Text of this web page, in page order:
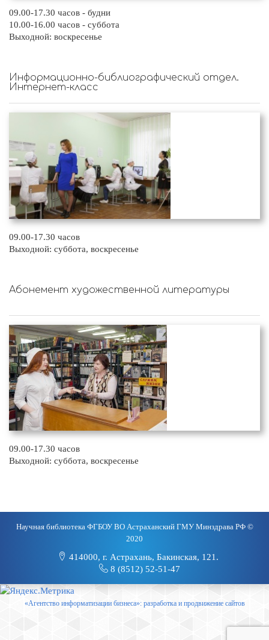
09.00-17.30 часов - будни
10.00-16.00 часов - суббота
Выходной: воскресенье
Информационно-библиографический отдел.
Интернет-класс
09.00-17.30 часов
Выходной: суббота, воскресенье
Абонемент художественной литературы
09.00-17.30 часов
Выходной: суббота, воскресенье
Научная библиотека ФГБОУ ВО Астраханский ГМУ Минздрава РФ ©
2020
414000, г. Астрахань, Бакинская, 121.
8 (8512) 52-51-47
«Агентство информатизации бизнеса»: разработка и продвижение сайтов